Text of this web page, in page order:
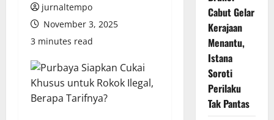
jurnaltempo
November 3, 2025
3 minutes read
Cabut Gelar
Kerajaan
Menantu,
Istana
Soroti
Perilaku
Tak Pantas